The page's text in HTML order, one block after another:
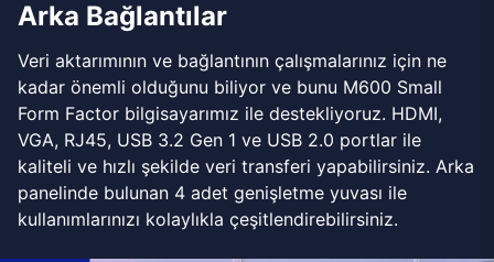
Arka Bağlantılar
Veri aktarımının ve bağlantının çalışmalarınız için ne
kadar önemli olduğunu biliyor ve bunu M600 Small
Form Factor bilgisayarımız ile destekliyoruz. HDMI,
VGA, RJ45, USB 3.2 Gen 1 ve USB 2.0 portlar ile
kaliteli ve hızlı şekilde veri transferi yapabilirsiniz. Arka
panelinde bulunan 4 adet genişletme yuvası ile
kullanımlarınızı kolaylıkla çeşitlendirebilirsiniz.